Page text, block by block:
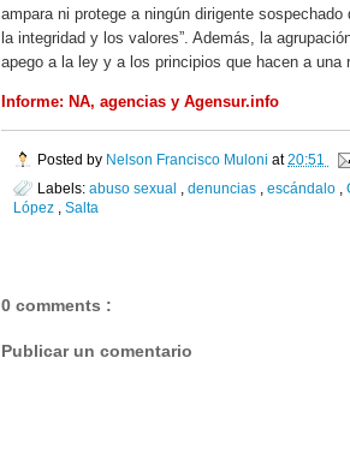
ampara ni protege a ningún dirigente
la integridad y los valores”. Además, la
apego a la ley y a los principios que hacen a una
Informe: NA, agencias y Agensur.info
Posted by Nelson Francisco Muloni at20:51
Labels: abuso sexual denuncias escándalo
López
Salta
0 comments :
Publicar un comentario